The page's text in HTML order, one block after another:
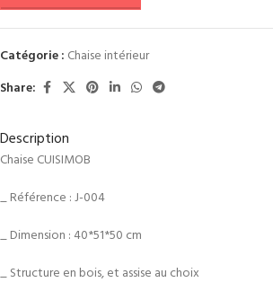
Catégorie : Chaise intérieur
Share:
Description
Chaise CUISIMOB
_ Référence : J-004
_ Dimension : 40*51*50 cm
_ Structure en bois, et assise au choix